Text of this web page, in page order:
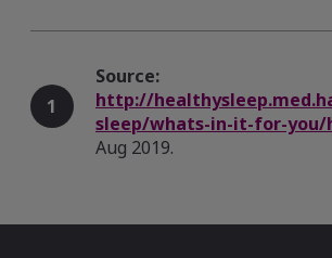
1
Source:
http://
sleep/whats-in-it-for-you/
Aug 2019.